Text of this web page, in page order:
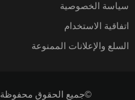
سياسة الخصوصية
اتفاقية الاستخدام
السلع والإعلانات الممنوعة
©جميع الحقوق محفوظة 2025 لـ يوسوق | Usooq